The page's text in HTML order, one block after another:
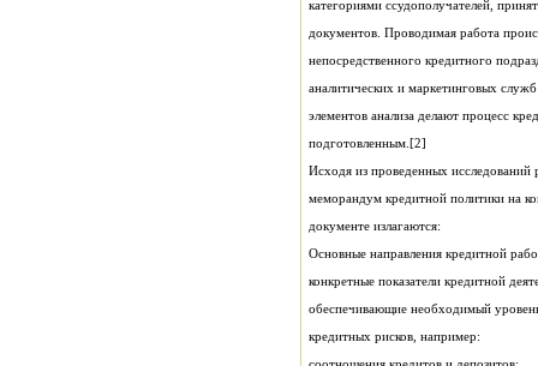
подготовленным.[2]
документе излагаются:
кредитных рисков, например: